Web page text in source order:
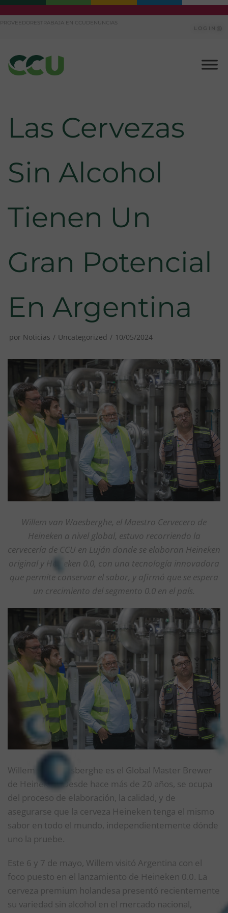
al
PROVEEDORES TRABAJA EN CCUDENUNCIAS
LOGIN
Las Cervezas
Sin Alcohol
Tienen Un
Gran Potencial
En Argentina
por Noticias Uncategorized 10/05/2024
Willem van Waesberghe, el Maestro Cervecero de
Heineken a nivel global, estuvo recorriendo la
cervecería de CCU en Luján donde se elaboran Heineken
original y Heineken 0.0, con una tecnología innovadora
que permite conservar el sabor, y afirmó que se espera
un crecimiento del segmento 0.0 en el país.
Willem van Waesberghe es el Global Master Brewer
de Heineken. Desde hace más de 20 años, se ocupa
del proceso de elaboración, la calidad, y de
asegurarse que la cerveza Heineken tenga el mismo
sabor en todo el mundo, independientemente dónde
uno la pruebe.
Este 6 y 7 de mayo, Willem visitó Argentina con el
foco puesto en el lanzamiento de Heineken 0.0. La
cerveza premium holandesa presentó recientemente
su variedad sin alcohol en el mercado nacional,